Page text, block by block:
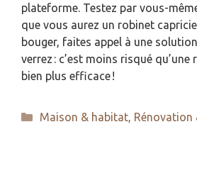
plateforme. Testez par vous-
que vous aurez un robinet
bouger, faites appel à une
verrez : c’est moins risqué
bien plus efficace !
Catégories
Maison & habitat, Rénovation